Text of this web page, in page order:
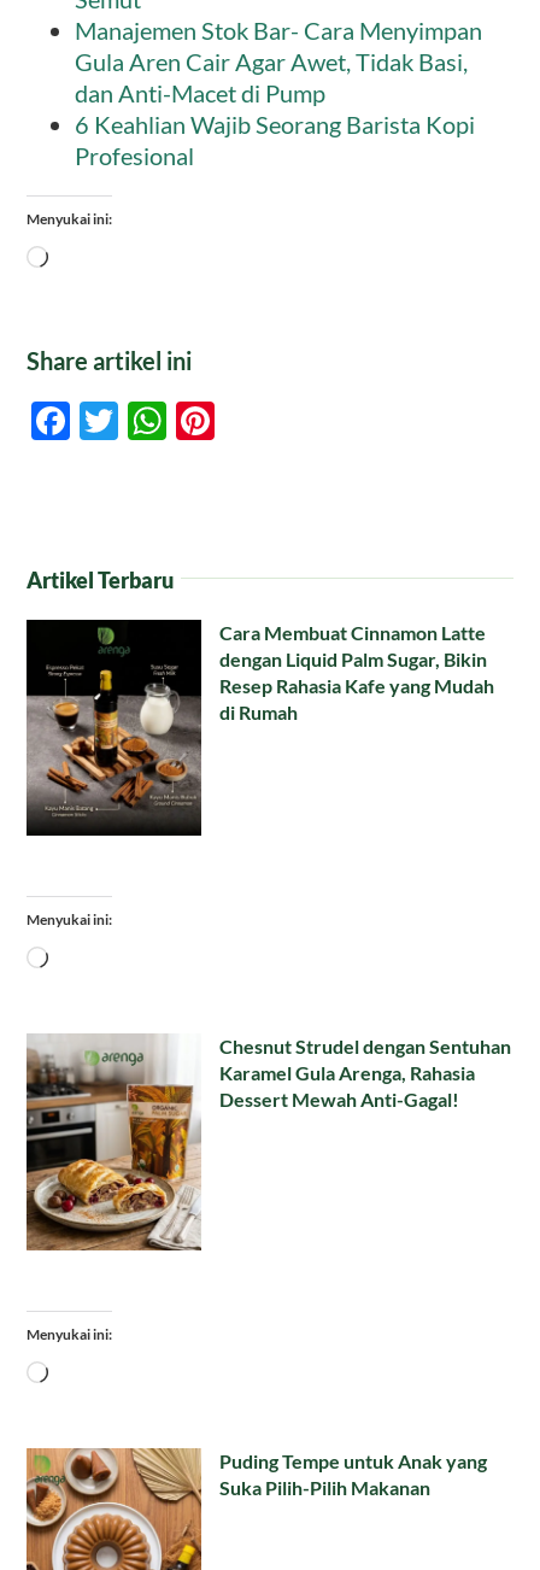
Manajemen Stok Bar- Cara Menyimpan
Gula Aren Cair Agar Awet, Tidak Basi,
dan Anti-Macet di Pump
6 Keahlian Wajib Seorang Barista Kopi
Profesional
Menyukai ini:
Memuat...
Share artikel ini
Facebook
TwitterWhatsApp
Artikel Terbaru
Cara Membuat Cinnamon Latte
dengan Liquid Palm Sugar, Bikin
Resep Rahasia Kafe yang Mudah
di Rumah
Menyukai ini:
Memuat...
Chesnut Strudel dengan Sentuhan
Karamel Gula Arenga, Rahasia
Dessert Mewah Anti-Gagal!
Menyukai ini:
Memuat...
Puding Tempe untuk Anak yang
Suka Pilih-Pilih Makanan